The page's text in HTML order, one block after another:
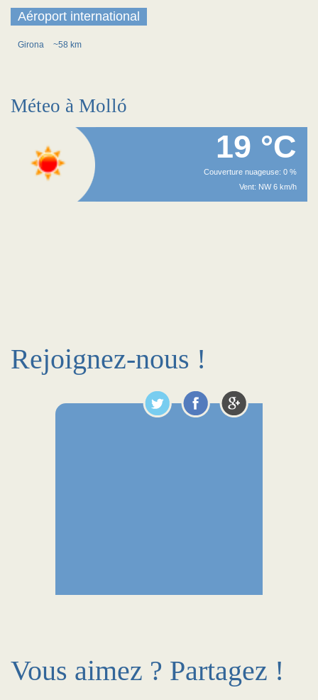
Aéroport international
Girona ~58 km
Méteo à Molló
19 °C
Couverture nuageuse: 0 %
Vent: NW 6 km/h
Rejoignez-nous !
Vous aimez ? Partagez !